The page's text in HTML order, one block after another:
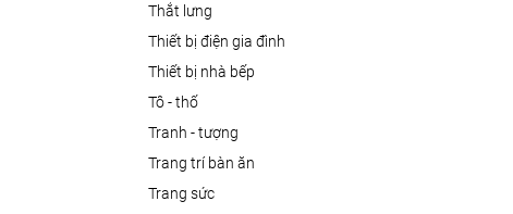
thắt lưng
thiết bị điện gia đình
thiết bị nhà bếp
tô - thố
tranh - tượng
trang trí bàn ăn
trang sức